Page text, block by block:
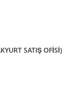
SATIŞ OFİSİ)